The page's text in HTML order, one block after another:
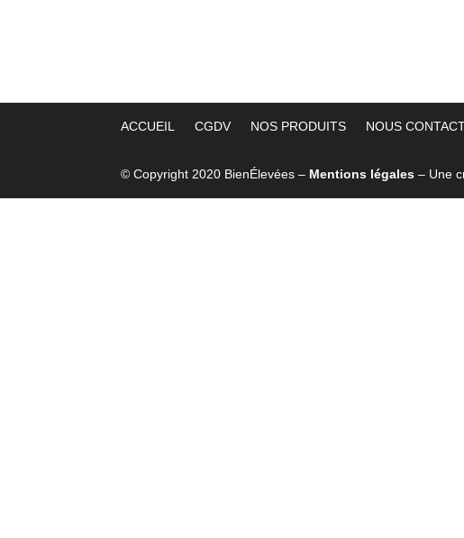
ACCUEIL CGDV NOS PRODUITS NOUS
© Copyright 2020 BienÉlevées – Mentions légales – Une